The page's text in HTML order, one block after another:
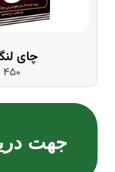
چای
450 گرمی
جهت